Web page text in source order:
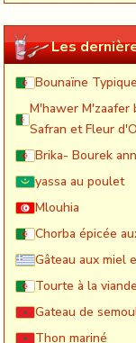
Les
Bounaïne
M'hawer M'zaafer
Safran et Fleur
Brika- Bourek
yassa au poulet
Mlouhia
Chorba épicée
Gâteau aux miel
Tourte à la
Gateau de
Thon mariné